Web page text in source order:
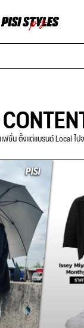
ชั่น ตั้งแต่แบรนด์ Local ไ